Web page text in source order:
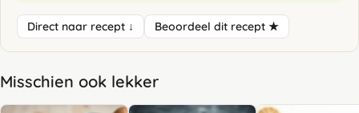
Direct naar recept ↓ Beoordeel dit recept ★
Misschien ook lekker